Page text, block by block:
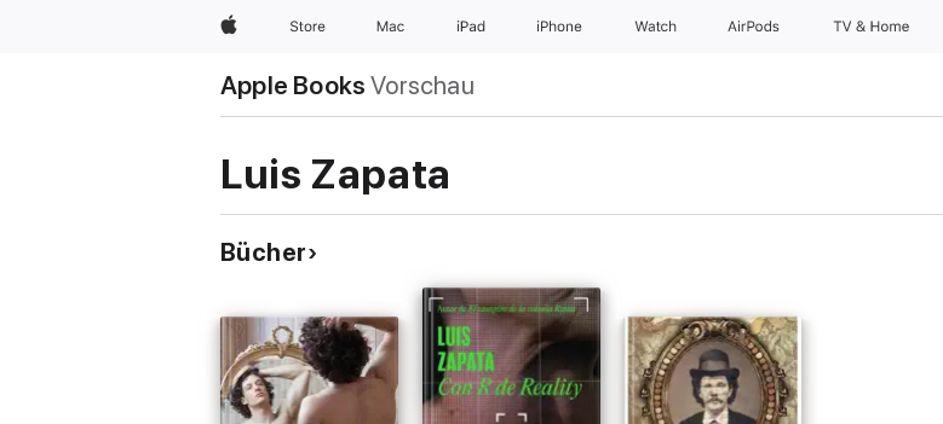
Apple Store Mac iPad iPhone Watch AirPods TV & Home
Apple Books Vorschau
Luis Zapata
Bücher